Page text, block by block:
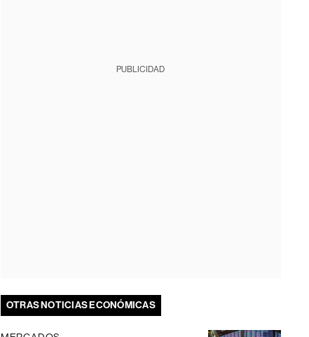
PUBLICIDAD
OTRAS NOTICIAS ECONÓMICAS